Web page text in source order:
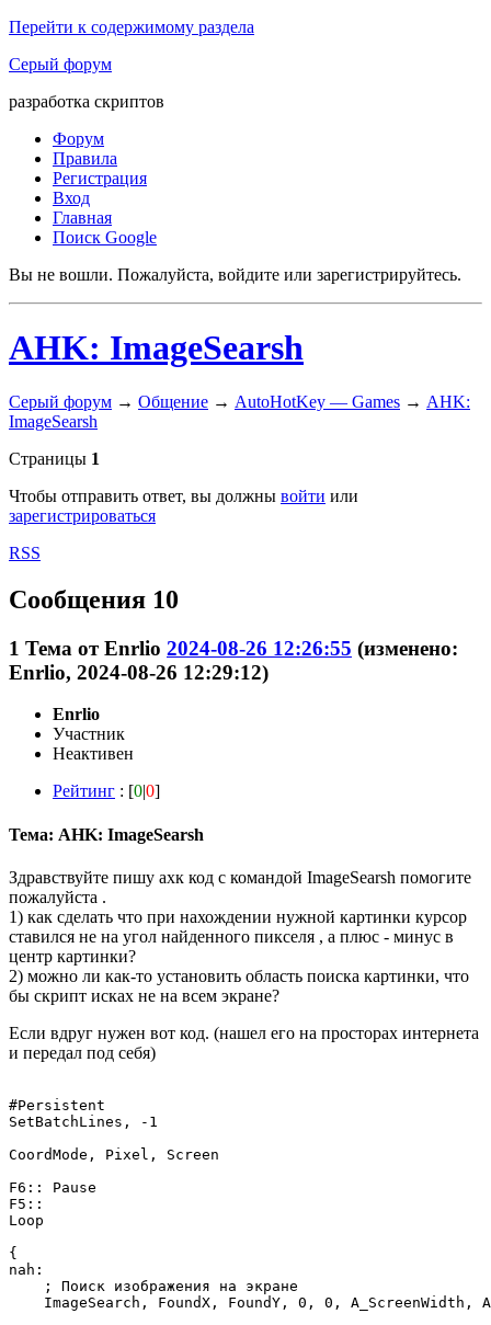
Перейти к содержимому раздела
Серый форум
разработка скриптов
Форум
Правила
Регистрация
Вход
Главная
Поиск Google
Вы не вошли. Пожалуйста, войдите или зарегистрируйтесь.
AHK: ImageSearsh
Серый форум → Общение → AutoHotKey — Games → AHK:
ImageSearsh
Страницы 1
Чтобы отправить ответ, вы должны войти или
зарегистрироваться
RSS
Сообщения 10
1 Тема отEnrlio 2024-08-26 12:26:55 (изменено:
Enrlio, 2024-08-26 12:29:12)
Enrlio
Участник
Неактивен
Рейтинг : [0|0]
Тема: AHK: ImageSearsh
Здравствуйте пишу ахк код с командой ImageSearsh помогите
пожалуйста .
1) как сделать что при нахождении нужной картинки курсор
ставился не на угол найденного пикселя , а плюс - минус в
центр картинки?
2) можно ли как-то установить область поиска картинки, что
бы скрипт исках не на всем экране?
Если вдруг нужен вот код. (нашел его на просторах интернета
и передал под себя)
#Persistent
SetBatchLines, -1
CoordMode, Pixel, Screen
F6:: Pause
F5::
Loop
{
nah:
    ; Поиск изображения на экране
ImageSearch, FoundX, FoundY, 0, 0, A_ScreenWidth,